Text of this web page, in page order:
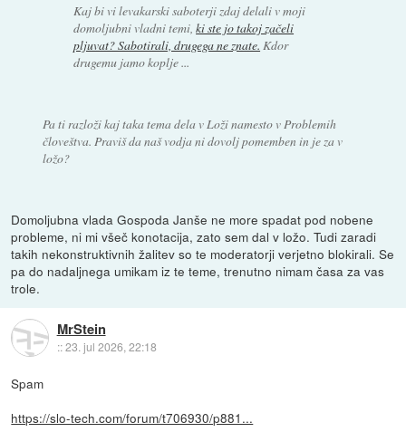
Kaj bi vi levakarski saboterji zdaj delali v moji
domoljubni vladni temi,ki ste jo takoj začeli
pljuvat? Sabotirali, drugega ne znate. Kdor
drugemu jamo koplje ...
Pa ti razloži kaj taka tema dela v Loži namesto v Problemih
človeštva. Praviš da naš vodja ni dovolj pomemben in je za v
ložo?
Domoljubna vlada Gospoda Janše ne more spadat pod nobene
probleme, ni mi všeč konotacija, zato sem dal v ložo. Tudi zaradi
takih nekonstruktivnih žalitev so te moderatorji verjetno blokirali. Se
pa do nadaljnega umikam iz te teme, trenutno nimam časa za vas
trole.
MrStein
::23. jul 2026, 22:18
Spam
https://slo-tech.com/forum/t706930/p881...